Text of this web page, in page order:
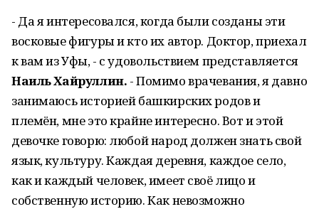
- Да я интересовался, когда были созданы эти
восковые фигуры и кто их автор. Доктор, приехал
к вам из Уфы, - с удовольствием представляется
Наиль Хайруллин. - Помимо врачевания, я давно
занимаюсь историей башкирских родов и
племён, мне это крайне интересно. Вот и этой
девочке говорю: любой народ должен знать свой
язык, культуру. Каждая деревня, каждое село,
как и каждый человек, имеет своё лицо и
собственную историю. Как невозможно